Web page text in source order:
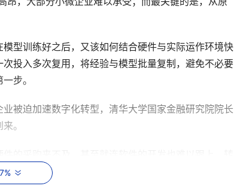
型训练好之后，又该如何结合硬件与实际运作环境快
投入多次复用，将经验与模型批量复制，避免不必要
步。
被迫加速数字化转型，清华大学国家金融研究院院长
。